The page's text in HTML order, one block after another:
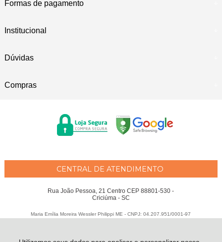
Formas de pagamento
Institucional
Dúvidas
Compras
CENTRAL DE ATENDIMENTO
Rua João Pessoa, 21 Centro CEP 88801-530 -
Criciúma - SC
Maria Emília Moreira Wessler Philippi ME - CNPJ: 04.207.951/0001-97